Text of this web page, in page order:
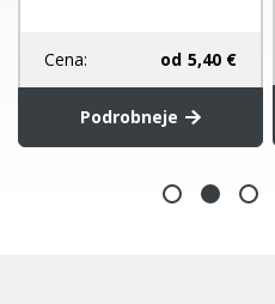
Cena: od 5,40 €
Podrobneje